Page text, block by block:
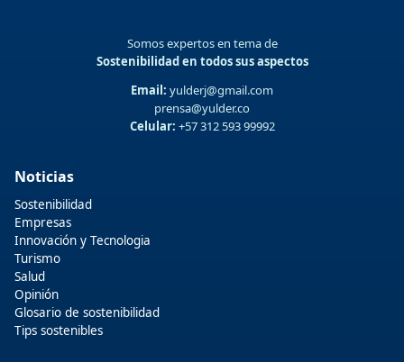
Somos expertos en tema de
Sostenibilidad en todos sus aspectos
Email: yulderj@gmail.com
prensa@yulder.co
Celular: +57 312 593 99992
Noticias
Sostenibilidad
Empresas
Innovación y Tecnologia
Turismo
Salud
Opinión
Glosario de sostenibilidad
Tips sostenibles